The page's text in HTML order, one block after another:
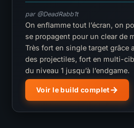
par @DeadRabb1t
On enflamme tout l’écran, on
se propagent pour un clear de
Très fort en single target grâce
des projectiles, fort en multi-
du niveau 1 jusqu’à l’endgame.
Voir le build complet